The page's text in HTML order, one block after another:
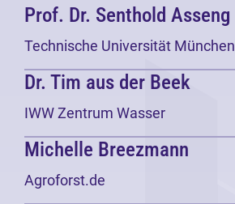
Prof. Dr. Senthold Asseng
Technische Universität München
Dr. Tim aus der Beek
IWW Zentrum Wasser
Michelle Breezmann
Agroforst.de